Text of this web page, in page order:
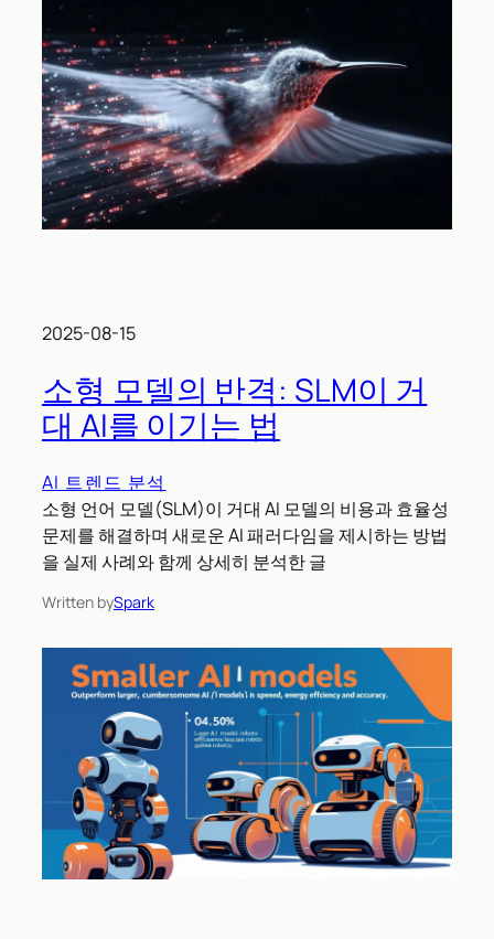
2025-08-15
소형 모델의 반격: SLM이 거
대 AI를 이기는 법
AI 트렌드 분석
소형 언어 모델(SLM)이 거대 AI 모델의 비용과 효율성
문제를 해결하며 새로운 AI 패러다임을 제시하는 방법
을 실제 사례와 함께 상세히 분석한 글
Written bySpark